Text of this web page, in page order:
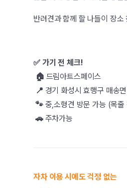
반려견과 함께 할 나들이 장
✅ 가기 전 체크!
🏠 드림아트스페이스
📍 경기 화성시 효행구 매송
🐾 중,소형견 방문 가능 (목줄
🚗주차가능
자차 이용 시에도 걱정 없는